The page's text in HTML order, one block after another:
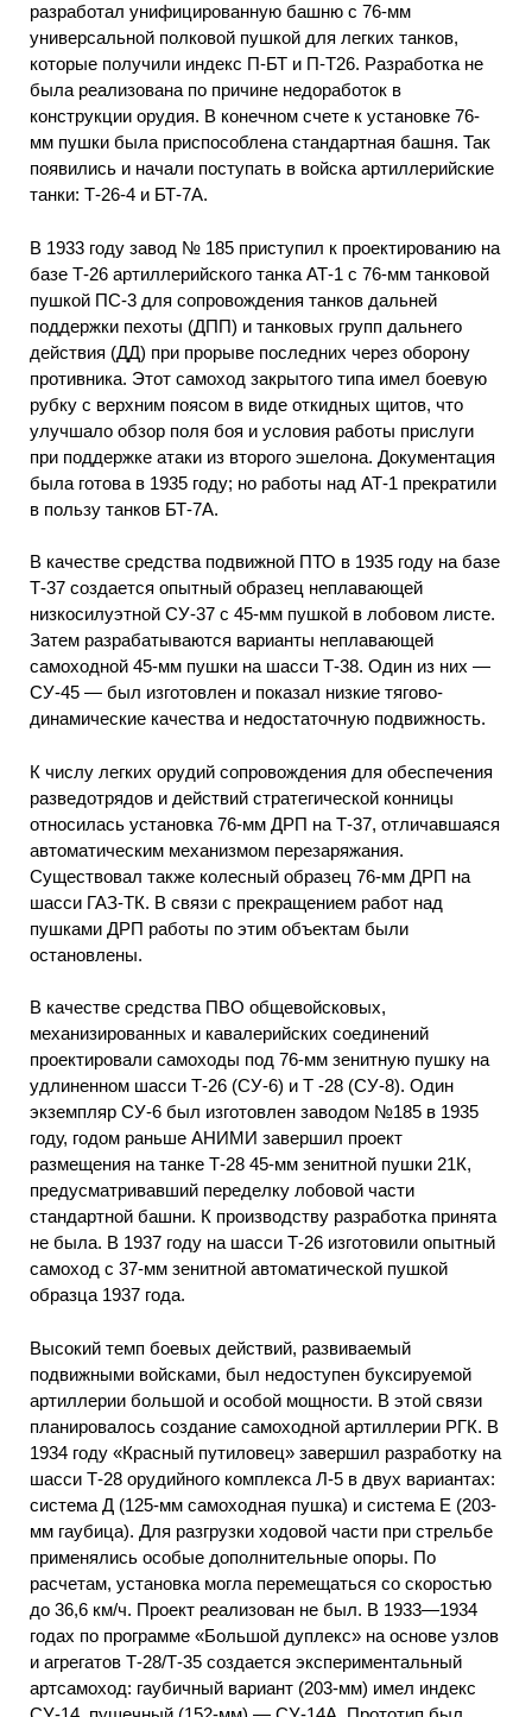
разработал унифицированную башню с 76-мм
универсальной полковой пушкой для легких танков,
которые получили индекс П-БТ и П-Т26. Разработка не
была реализована по причине недоработок в
конструкции орудия. В конечном счете к установке 76-
мм пушки была приспособлена стандартная башня. Так
появились и начали поступать в войска артиллерийские
танки: Т-26-4 и БТ-7А.
В 1933 году завод № 185 приступил к проектированию на
базе Т-26 артиллерийского танка АТ-1 с 76-мм танковой
пушкой ПС-3 для сопровождения танков дальней
поддержки пехоты (ДПП) и танковых групп дальнего
действия (ДД) при прорыве последних через оборону
противника. Этот самоход закрытого типа имел боевую
рубку с верхним поясом в виде откидных щитов, что
улучшало обзор поля боя и условия работы прислуги
при поддержке атаки из второго эшелона. Документация
была готова в 1935 году; но работы над АТ-1 прекратили
в пользу танков БТ-7А.
В качестве средства подвижной ПТО в 1935 году на базе
Т-37 создается опытный образец неплавающей
низкосилуэтной СУ-37 с 45-мм пушкой в лобовом листе.
Затем разрабатываются варианты неплавающей
самоходной 45-мм пушки на шасси Т-38. Один из них —
СУ-45 — был изготовлен и показал низкие тягово-
динамические качества и недостаточную подвижность.
К числу легких орудий сопровождения для обеспечения
разведотрядов и действий стратегической конницы
относилась установка 76-мм ДРП на Т-37, отличавшаяся
автоматическим механизмом перезаряжания.
Существовал также колесный образец 76-мм ДРП на
шасси ГАЗ-ТК. В связи с прекращением работ над
пушками ДРП работы по этим объектам были
остановлены.
В качестве средства ПВО общевойсковых,
механизированных и кавалерийских соединений
проектировали самоходы под 76-мм зенитную пушку на
удлиненном шасси Т-26 (СУ-6) и Т -28 (СУ-8). Один
экземпляр СУ-6 был изготовлен заводом №185 в 1935
году, годом раньше АНИМИ завершил проект
размещения на танке Т-28 45-мм зенитной пушки 21К,
предусматривавший переделку лобовой части
стандартной башни. К производству разработка принята
не была. В 1937 году на шасси Т-26 изготовили опытный
самоход с 37-мм зенитной автоматической пушкой
образца 1937 года.
Высокий темп боевых действий, развиваемый
подвижными войсками, был недоступен буксируемой
артиллерии большой и особой мощности. В этой связи
планировалось создание самоходной артиллерии РГК. В
1934 году «Красный путиловец» завершил разработку на
шасси Т-28 орудийного комплекса Л-5 в двух вариантах:
система Д (125-мм самоходная пушка) и система Е (203-
мм гаубица). Для разгрузки ходовой части при стрельбе
применялись особые дополнительные опоры. По
расчетам, установка могла перемещаться со скоростью
до 36,6 км/ч. Проект реализован не был. В 1933—1934
годах по программе «Большой дуплекс» на основе узлов
и агрегатов Т-28/Т-35 создается экспериментальный
артсамоход: гаубичный вариант (203-мм) имел индекс